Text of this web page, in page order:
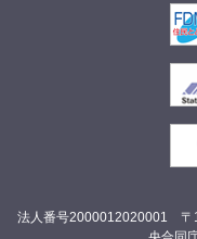
法人番号2000012020001